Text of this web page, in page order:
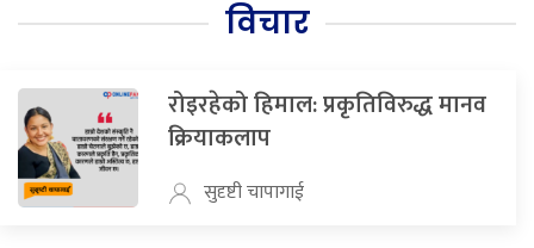
विचार
रोइरहेको हिमाल: प्रकृतिविरुद्ध मानव
क्रियाकलाप
सुदृष्टी चापागाई